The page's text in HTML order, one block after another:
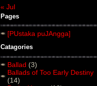
« Jul
Pages
[PUstaka puJAngga]
Catagories
Ballad (3)
Ballads of Too Early Destiny
(14)